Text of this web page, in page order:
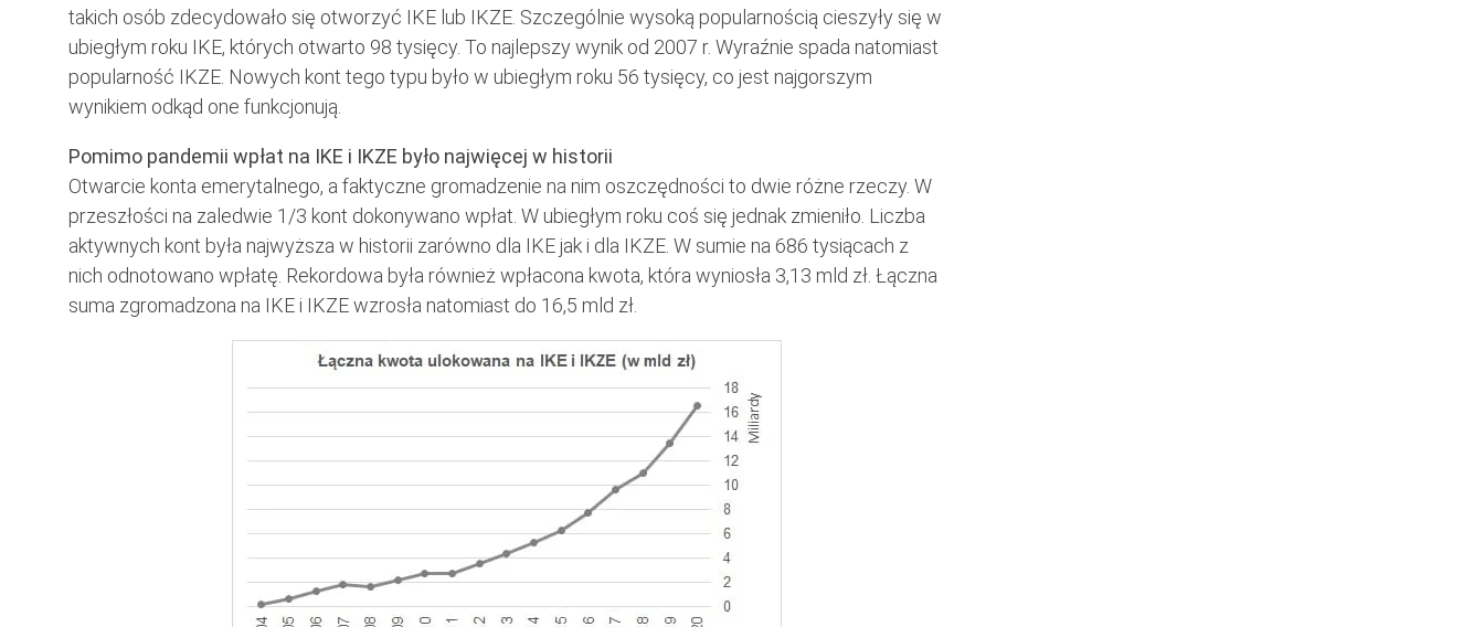
takich osób zdecydowało się otworzyć IKE lub IKZE. Szczególnie wysoką popularnością cieszyły się w
ubiegłym roku IKE, których otwarto 98 tysięcy. To najlepszy wynik od 2007 r. Wyraźnie spada natomiast
popularność IKZE. Nowych kont tego typu było w ubiegłym roku 56 tysięcy, co jest najgorszym
wynikiem odkąd one funkcjonują.
Pomimo pandemii wpłat na IKE i IKZE było najwięcej w historii
Otwarcie konta emerytalnego, a faktyczne gromadzenie na nim oszczędności to dwie różne rzeczy. W
przeszłości na zaledwie 1/3 kont dokonywano wpłat. W ubiegłym roku coś się jednak zmieniło. Liczba
aktywnych kont była najwyższa w historii zarówno dla IKE jak i dla IKZE. W sumie na 686 tysiącach z
nich odnotowano wpłatę. Rekordowa była również wpłacona kwota, która wyniosła 3,13 mld zł. Łączna
suma zgromadzona na IKE i IKZE wzrosła natomiast do 16,5 mld zł.